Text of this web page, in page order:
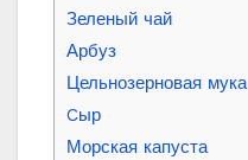
Зеленый чай
Арбуз
Цельнозерновая мука
Cыр
Морская капуста